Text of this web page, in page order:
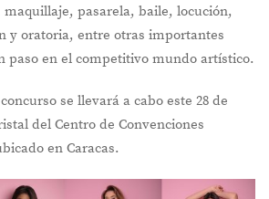
pasarela, baile, locución,
y oratoria, entre otras importantes
paso en el competitivo mundo artístico.
se llevará a cabo este 28 de
del Centro de Convenciones
en Caracas.